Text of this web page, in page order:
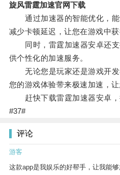
旋风雷霆加速官网下载
通过加速器的智能优化，能
减少卡顿延迟，让您在游戏中
同时，雷霆加速器安卓还支
供个性化的加速服务。
无论您是玩家还是游戏开发
您的游戏体验带来极速加速，
赶快下载雷霆加速器安卓，
#37#
评论
游客
这款app是我娱乐的好帮手，让我能够